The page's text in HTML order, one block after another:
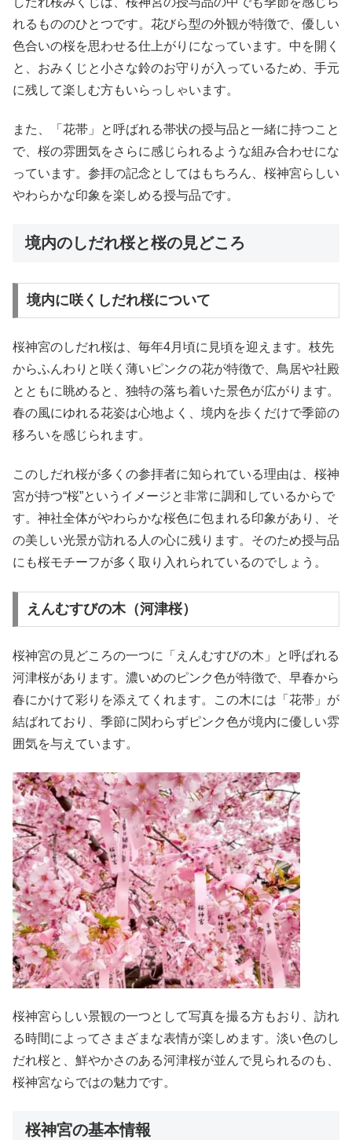
れるもののひとつです。花びら型の外観が特徴で、優しい
色合いの桜を思わせる仕上がりになっています。中を開く
と、おみくじと小さな鈴のお守りが入っているため、手元
に残して楽しむ方もいらっしゃいます。
また、「花帯」と呼ばれる帯状の授与品と一緒に持つこと
で、桜の雰囲気をさらに感じられるような組み合わせにな
っています。参拝の記念としてはもちろん、桜神宮らしい
やわらかな印象を楽しめる授与品です。
境内のしだれ桜と桜の見どころ
境内に咲くしだれ桜について
桜神宮のしだれ桜は、毎年4月頃に見頃を迎えます。枝先
からふんわりと咲く薄いピンクの花が特徴で、鳥居や社殿
とともに眺めると、独特の落ち着いた景色が広がります。
春の風にゆれる花姿は心地よく、境内を歩くだけで季節の
移ろいを感じられます。
このしだれ桜が多くの参拝者に知られている理由は、桜神
宮が持つ“桜”というイメージと非常に調和しているからで
す。神社全体がやわらかな桜色に包まれる印象があり、そ
の美しい光景が訪れる人の心に残ります。そのため授与品
にも桜モチーフが多く取り入れられているのでしょう。
えんむすびの木（河津桜）
桜神宮の見どころの一つに「えんむすびの木」と呼ばれる
河津桜があります。濃いめのピンク色が特徴で、早春から
春にかけて彩りを添えてくれます。この木には「花帯」が
結ばれており、季節に関わらずピンク色が境内に優しい雰
囲気を与えています。
桜神宮らしい景観の一つとして写真を撮る方もおり、訪れ
る時間によってさまざまな表情が楽しめます。淡い色のし
だれ桜と、鮮やかさのある河津桜が並んで見られるのも、
桜神宮ならではの魅力です。
桜神宮の基本情報